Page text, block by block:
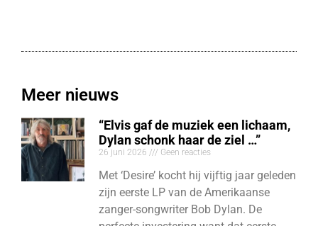
Meer nieuws
“Elvis gaf de muziek een lichaam,
Dylan schonk haar de ziel …”
26 juni 2026 Geen reacties
Met ‘Desire’ kocht hij vijftig jaar geleden
zijn eerste LP van de Amerikaanse
zanger-songwriter Bob Dylan. De